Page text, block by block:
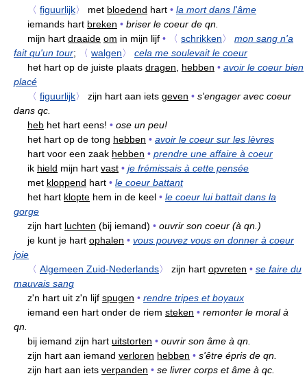
〈 figuurlijk〉 met bloedend hart • la mort dans l'âme
iemands hart breken • briser le coeur de qn.
mijn hart draaide om in mijn lijf • 〈 schrikken〉
mon sang n'a
fait qu'un tour; 〈 walgen〉
cela me soulevait le coeur
het hart op de juiste plaats dragen, hebben • avoir le coeur bien
placé
〈 figuurlijk〉 zijn hart aan iets geven • s'engager avec coeur
dans qc.
heb het hart eens! • ose un peu!
het hart op de tong hebben • avoir le coeur sur les lèvres
hart voor een zaak hebben • prendre une affaire à coeur
ik hield mijn hart vast • je frémissais à cette pensée
met kloppend hart • le coeur battant
het hart klopte hem in de keel • le coeur lui battait dans la
gorge
zijn hart luchten (bij iemand) • ouvrir son coeur (à qn.)
je kunt je hart ophalen • vous pouvez vous en donner à coeur
joie
〈 Algemeen Zuid-Nederlands〉 zijn hart opvreten • se faire du
mauvais sang
z'n hart uit z'n lijf spugen • rendre tripes et boyaux
iemand een hart onder de riem steken • remonter le moral à
qn.
bij iemand zijn hart uitstorten • ouvrir son âme à qn.
zijn hart aan iemand verloren hebben • s'être épris de qn.
zijn hart aan iets verpanden • se livrer corps et âme à qc.